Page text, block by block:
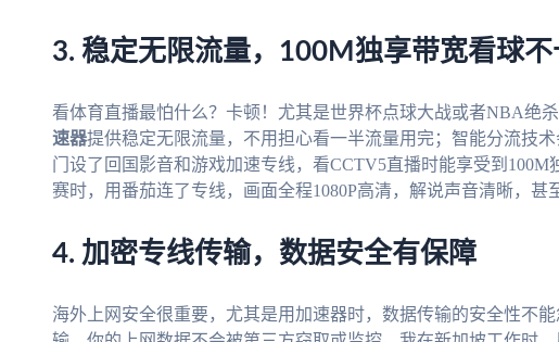
3. 稳定无限流量，100M独享带宽看球不
看体育直播最怕什么？卡顿！尤其是世界杯点球大战或者NBA绝
速器提供稳定无限流量，不用担心看一半流量用完；智能分流技
门设了回国影音和游戏加速专线，看CCTV5直播时能享受到
赛时，用番茄连了专线，画面全程1080P高清，解说声音清晰，甚
4. 加密专线传输，数据安全有保障
海外上网安全很重要，尤其是用加速器时，数据传输的安全性不能